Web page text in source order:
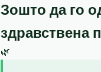
Зошто да го
здравствена
🌿